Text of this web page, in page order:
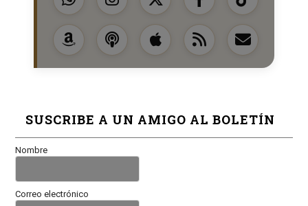
SUSCRIBE A UN AMIGO AL BOLETÍN
Nombre
Correo electrónico